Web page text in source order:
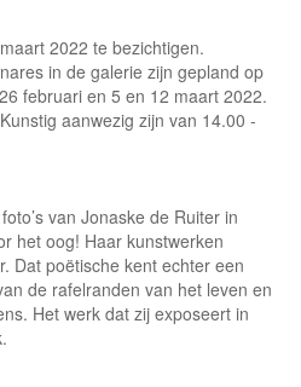
2022 te bezichtigen.
in de galerie zijn gepland op
februari en 5 en 12 maart 2022.
aanwezig zijn van 14.00 -
van Jonaske de Ruiter in
het oog! Haar kunstwerken
Dat poëtische kent echter een
de rafelranden van het leven en
Het werk dat zij exposeert in